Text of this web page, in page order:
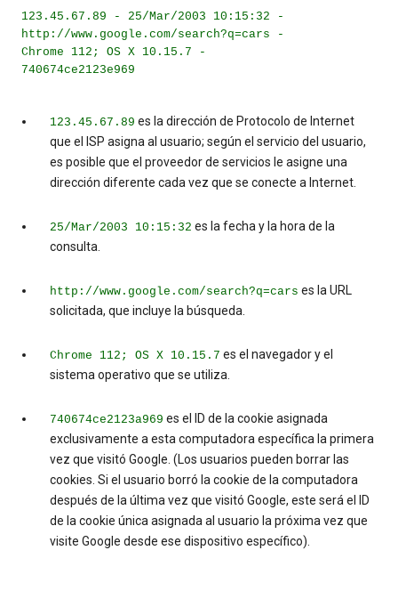
123.45.67.89 - 25/Mar/2003 10:15:32 -
http://www.google.com/search?q=cars -
Chrome 112; OS X 10.15.7 -
740674ce2123e969
123.45.67.89 es la dirección de Protocolo de Internet
que el ISP asigna al usuario; según el servicio del usuario,
es posible que el proveedor de servicios le asigne una
dirección diferente cada vez que se conecte a Internet.
25/Mar/2003 10:15:32 es la fecha y la hora de la
consulta.
http://www.google.com/search?q=cars es la URL
solicitada, que incluye la búsqueda.
Chrome 112; OS X 10.15.7 es el navegador y el
sistema operativo que se utiliza.
740674ce2123a969 es el ID de la cookie asignada
exclusivamente a esta computadora específica la primera
vez que visitó Google. (Los usuarios pueden borrar las
cookies. Si el usuario borró la cookie de la computadora
después de la última vez que visitó Google, este será el ID
de la cookie única asignada al usuario la próxima vez que
visite Google desde ese dispositivo específico).